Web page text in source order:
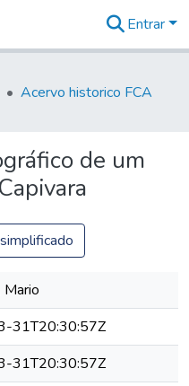
Entrar
Acervo historico FCA
de um
Mario
31T20:30:57Z
31T20:30:57Z